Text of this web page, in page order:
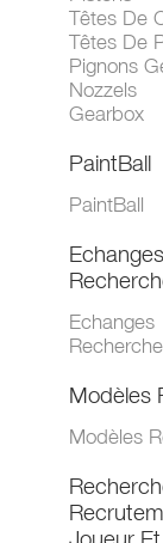
Têtes De
Têtes De
Pignons
Nozzels
Gearbox
PaintBall
PaintBall
Echanges
Modèles
Modèles